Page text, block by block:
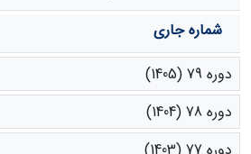
شماره جاری
دوره 79 (1405)
دوره 78 (1404)